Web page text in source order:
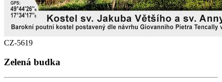
CZ-5619
Zelená budka